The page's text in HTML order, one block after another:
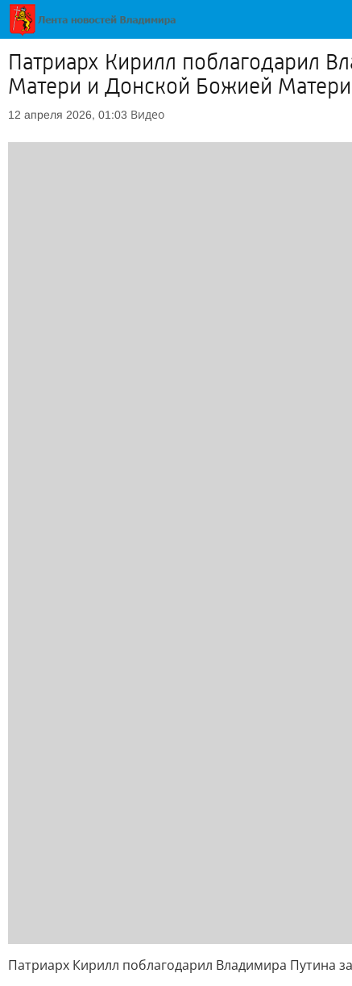
Патриарх Кирилл поблагодарил
Матери и Донской Божией Матери
12 апреля 2026, 01:03 Видео
Патриарх Кирилл поблагодарил Владимира Путина